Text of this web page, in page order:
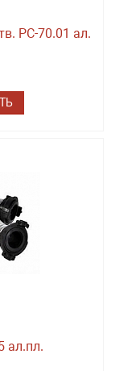
РС-70.01 ал.
ал.пл.